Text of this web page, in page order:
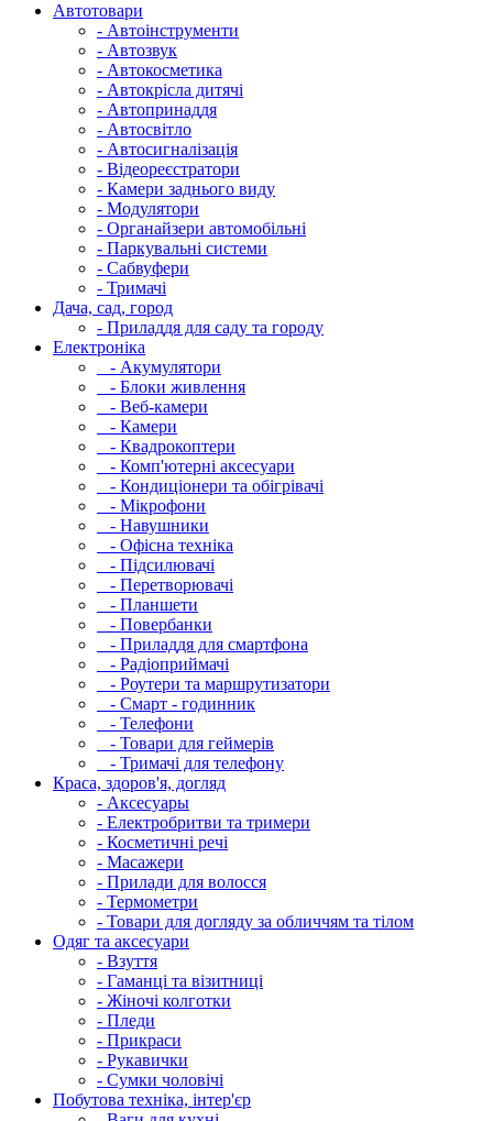
Автотовари
- Автоінструменти
- Автозвук
- Автокосметика
- Автокрісла дитячі
- Автопринаддя
- Автосвітло
- Автосигналізація
- Відеореєстратори
- Камери заднього виду
- Модулятори
- Органайзери автомобільні
- Паркувальні системи
- Сабвуфери
- Тримачі
Дача, сад, город
- Приладдя для саду та городу
Електроніка
- Акумулятори
- Блоки живлення
- Веб-камери
- Камери
- Квадрокоптери
- Комп'ютерні аксесуари
- Кондиціонери та обігрівачі
- Мікрофони
- Навушники
- Офісна техніка
- Підсилювачі
- Перетворювачі
- Планшети
- Повербанки
- Приладдя для смартфона
- Радіоприймачі
- Роутери та маршрутизатори
- Смарт - годинник
- Телефони
- Товари для геймерів
- Тримачі для телефону
Краса, здоров'я, догляд
- Аксесуары
- Електробритви та тримери
- Косметичні речі
- Масажери
- Прилади для волосся
- Термометри
- Товари для догляду за обличчям та тілом
Одяг та аксесуари
- Взуття
- Гаманці та візитниці
- Жіночі колготки
- Пледи
- Прикраси
- Рукавички
- Сумки чоловічі
Побутова техніка, інтер'єр